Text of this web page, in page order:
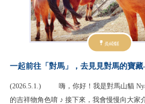
長崎縣
一起前往「對馬」，去見見對馬的寶
(2026.5.1.) 嗨，你好！我是對馬山貓
的吉祥物角色唷 ♪ 接下來，我會慢慢向大家